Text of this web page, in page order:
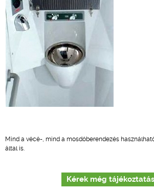
Mind a vécé-, mind a mosdóberendezés
által is.
Kérek még